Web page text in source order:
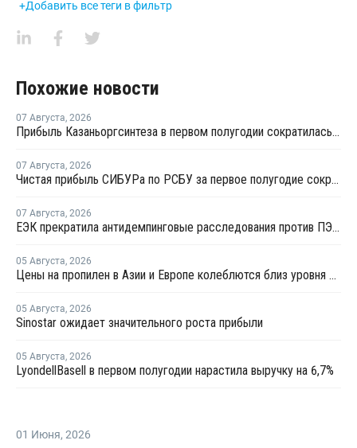
+Добавить все теги в фильтр
Похожие новости
07 Августа, 2026
Прибыль Казаньоргсинтеза в первом полугодии сократилась более чем в 2 раза
07 Августа, 2026
Чистая прибыль СИБУРа по РСБУ за первое полугодие сократилась в 3,6 раза
07 Августа, 2026
ЕЭК прекратила антидемпинговые расследования против ПЭ и ПП из Азербайджана и Туркменистана
05 Августа, 2026
Цены на пропилен в Азии и Европе колеблются близ уровня в USD1000
05 Августа, 2026
Sinostar ожидает значительного роста прибыли
05 Августа, 2026
LyondellBasell в первом полугодии нарастила выручку на 6,7%
01 Июня, 2026